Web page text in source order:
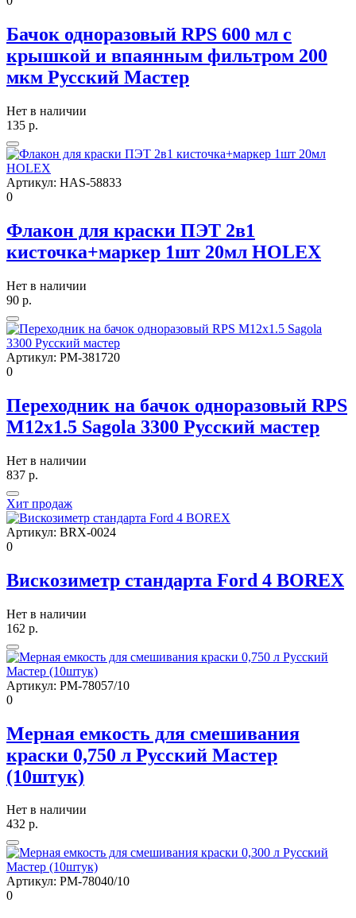
Бачок одноразовый RPS 600 мл с
крышкой и впаянным фильтром 200
мкм Русский Мастер
Нет в наличии
135 р.
Артикул: HAS-58833
0
Флакон для краски ПЭТ 2в1
кисточка+маркер 1шт 20мл HOLEX
Нет в наличии
90 р.
Артикул: РМ-381720
0
Переходник на бачок одноразовый RPS
М12х1.5 Sagola 3300 Русский мастер
Нет в наличии
837 р.
Хит продаж
Артикул: BRX-0024
0
Вискозиметр стандарта Ford 4 BOREX
Нет в наличии
162 р.
Артикул: РМ-78057/10
0
Мерная емкость для смешивания
краски 0,750 л Русский Мастер
(10штук)
Нет в наличии
432 р.
Артикул: РМ-78040/10
0